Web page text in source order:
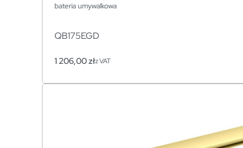
bateria umywalkowa
QB175EGD
1 206,00złz VAT